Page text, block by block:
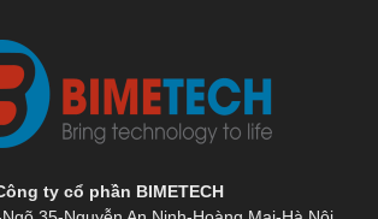
ty cổ phần BIMETECH